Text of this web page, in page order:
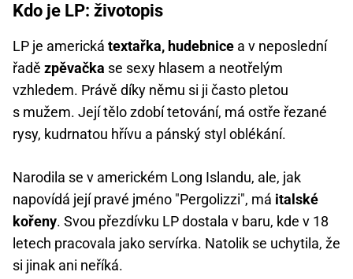
Kdo je LP: životopis
LP je americká textařka, hudebnice a v neposlední
řadě zpěvačka se sexy hlasem a neotřelým
vzhledem. Právě díky němu si ji často pletou
s mužem. Její tělo zdobí tetování, má ostře řezané
rysy, kudrnatou hřívu a pánský styl oblékání.
Narodila se v americkém Long Islandu, ale, jak
napovídá její pravé jméno "Pergolizzi", má italské
kořeny. Svou přezdívku LP dostala v baru, kde v 18
letech pracovala jako servírka. Natolik se uchytila, že
si jinak ani neříká.